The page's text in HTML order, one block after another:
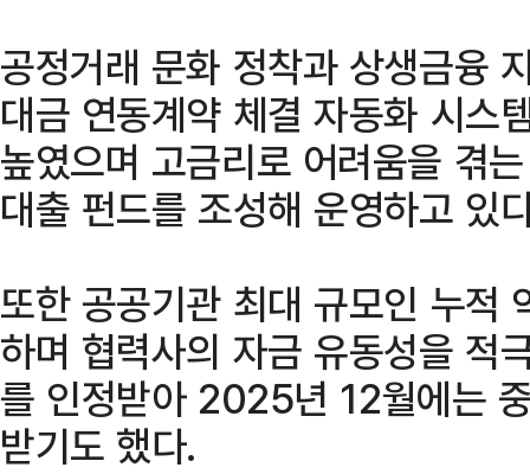
공정거래 문화 정착과 상생금융
대금 연동계약 체결 자동화 시스
높였으며 고금리로 어려움을 겪
대출 펀드를 조성해 운영하고 있
또한 공공기관 최대 규모인 누적
하며 협력사의 자금 유동성을 적
를 인정받아 2025년 12월에는
받기도 했다.